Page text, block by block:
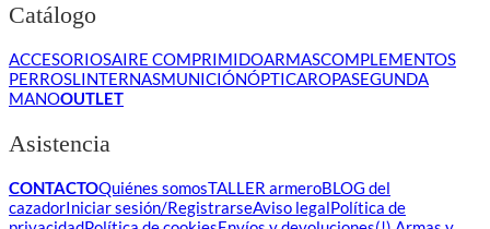
Catálogo
ACCESORIOSAIRE COMPRIMIDOARMASCOMPLEMENTOS
PERROSLINTERNASMUNICIÓNÓPTICAROPASEGUNDA
MANOOUTLET
Asistencia
CONTACTOQuiénes somosTALLER armeroBLOG del
cazadorIniciar sesión/RegistrarseAviso legalPolítica de